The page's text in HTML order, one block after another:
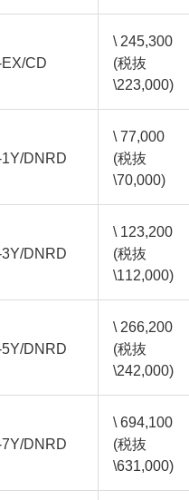
CD
\ 245,300
(税抜
\223,000)
DNRD
\ 77,000
(税抜
\70,000)
DNRD
\ 123,200
(税抜
\112,000)
DNRD
\ 266,200
(税抜
\242,000)
DNRD
\ 694,100
(税抜
\631,000)